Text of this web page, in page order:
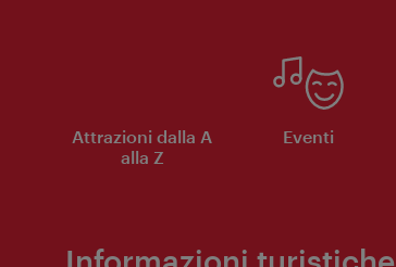
Attrazioni dalla A
alla Z
Eventi